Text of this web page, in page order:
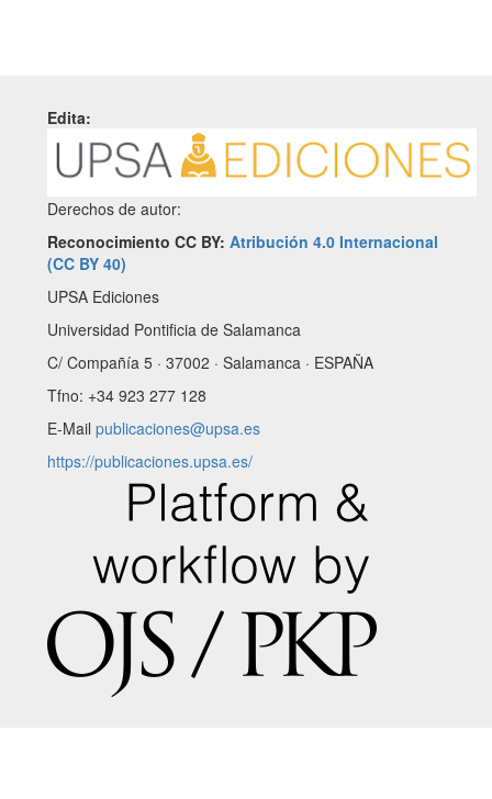
Edita:
Derechos de autor:
Reconocimiento CC BY: Atribución 4.0 Internacional
(CC BY 40)
UPSA Ediciones
Universidad Pontificia de Salamanca
C/ Compañía 5 · 37002 · Salamanca · ESPAÑA
Tfno: +34 923 277 128
E-Mail publicaciones@upsa.es
https://publicaciones.upsa.es/